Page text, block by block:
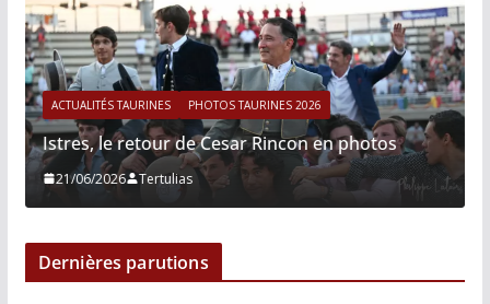
ACTUALITÉS TAURINES PHOTOS TAURINES 2026
Istres, le retour de Cesar Rincon en photos
21/06/2026 Tertulias
Dernières parutions